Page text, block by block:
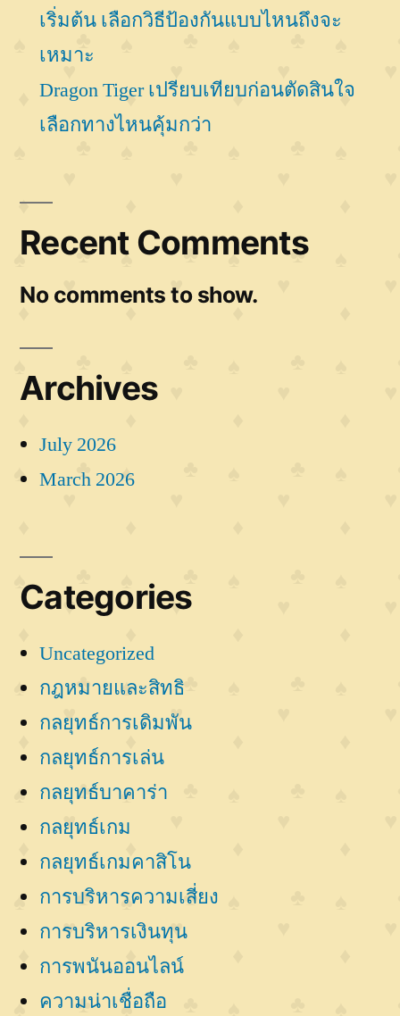
เริ่มต้น เลือกวิธีป้องกันแบบไหนถึงจะ
เหมาะ
Dragon Tiger เปรียบเทียบก่อนตัดสินใจ
เลือกทางไหนคุ้มกว่า
Recent Comments
No comments to show.
Archives
July 2026
March 2026
Categories
Uncategorized
กฎหมายและสิทธิ
กลยุทธ์การเดิมพัน
กลยุทธ์การเล่น
กลยุทธ์บาคาร่า
กลยุทธ์เกม
กลยุทธ์เกมคาสิโน
การบริหารความเสี่ยง
การบริหารเงินทุน
การพนันออนไลน์
ความน่าเชื่อถือ